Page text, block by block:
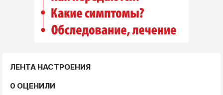
ЛЕНТА НАСТРОЕНИЯ
0 ОЦЕНИЛИ